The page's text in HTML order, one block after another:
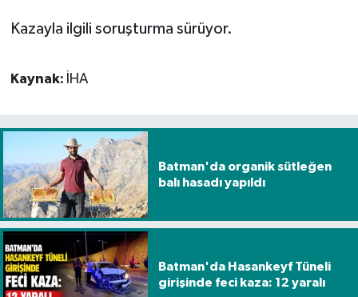
Kazayla ilgili soruşturma sürüyor.
Kaynak: İHA
Batman'da organik sütleğen
balı hasadı yapıldı
Batman'da Hasankeyf Tüneli
girişinde feci kaza: 12 yaralı